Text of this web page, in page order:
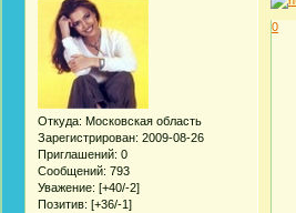
Откуда: Московская область
Зарегистрирован: 2009-08-26
Приглашений: 0
Сообщений: 793
Уважение: [+40/-2]
Позитив: [+36/-1]
0